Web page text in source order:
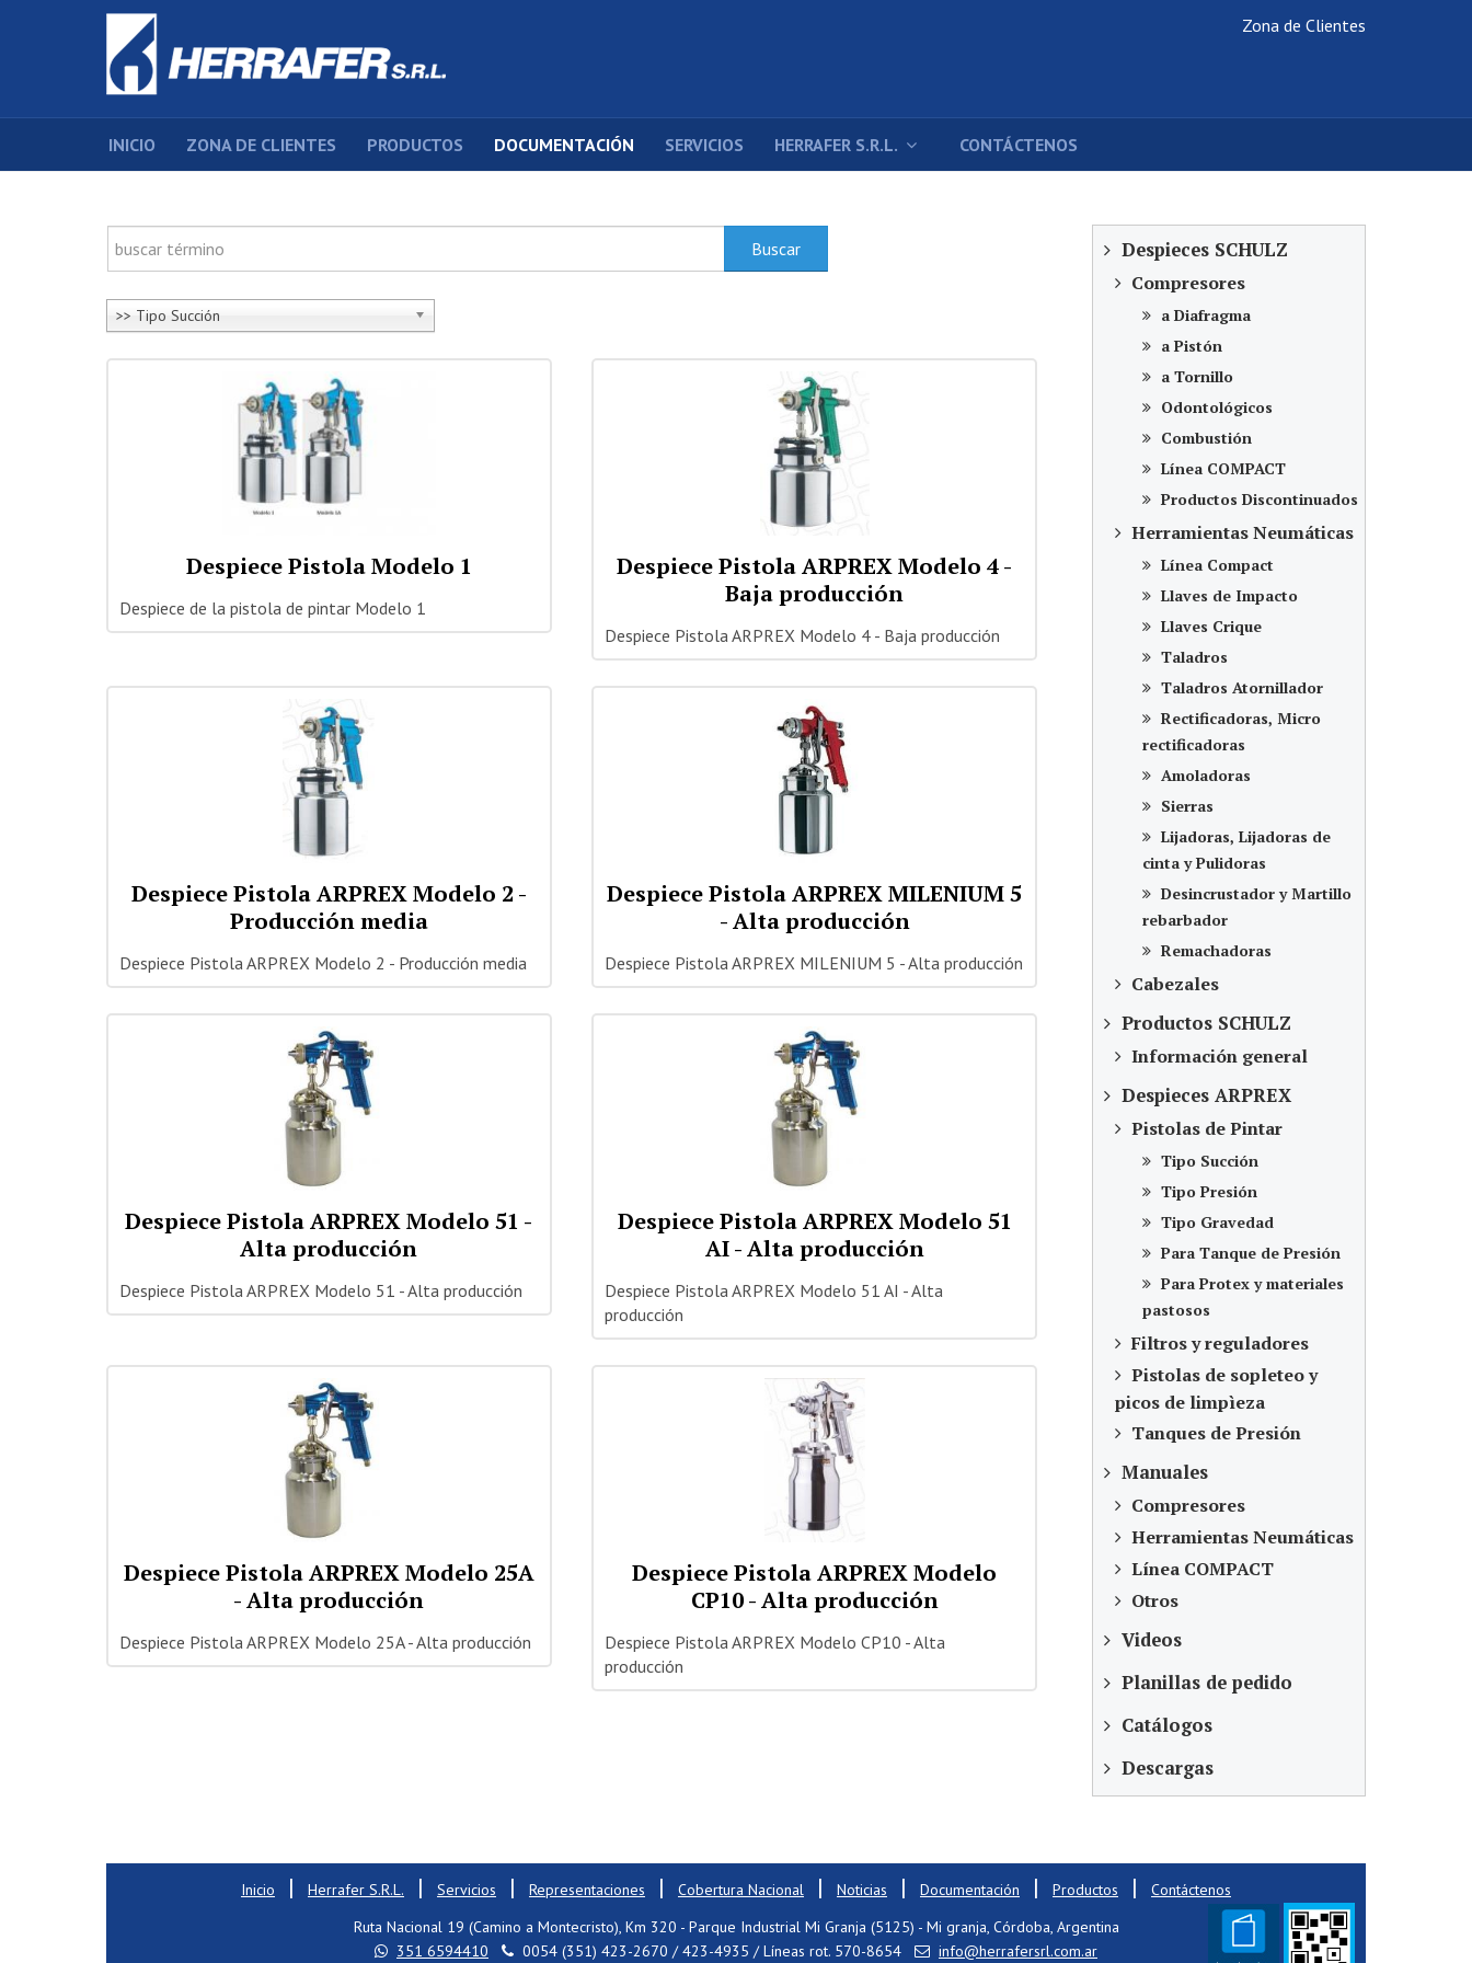
Zona de Clientes
INICIO ZONA DE CLIENTES PRODUCTOS DOCUMENTACIÓN SERVICIOS HERRAFER S.R.L. CONTÁCTENOS
Buscar
>> Tipo Succión
Despiece Pistola Modelo 1
Despiece de la pistola de pintar Modelo 1
Despiece Pistola ARPREX Modelo 4 -
Baja producción
Despiece Pistola ARPREX Modelo 4 - Baja producción
Despiece Pistola ARPREX Modelo 2 -
Producción media
Despiece Pistola ARPREX Modelo 2 - Producción media
Despiece Pistola ARPREX MILENIUM 5
- Alta producción
Despiece Pistola ARPREX MILENIUM 5 - Alta producción
Despiece Pistola ARPREX Modelo 51 -
Alta producción
Despiece Pistola ARPREX Modelo 51 - Alta producción
Despiece Pistola ARPREX Modelo 51
AI - Alta producción
Despiece Pistola ARPREX Modelo 51 AI - Alta
producción
Despiece Pistola ARPREX Modelo 25A
- Alta producción
Despiece Pistola ARPREX Modelo 25A - Alta producción
Despiece Pistola ARPREX Modelo
CP10 - Alta producción
Despiece Pistola ARPREX Modelo CP10 - Alta
producción
Despieces SCHULZ
Compresores
a Diafragma
a Pistón
a Tornillo
Odontológicos
Combustión
Línea COMPACT
Productos Discontinuados
Herramientas Neumáticas
Línea Compact
Llaves de Impacto
Llaves Crique
Taladros
Taladros Atornillador
Rectificadoras, Micro
rectificadoras
Amoladoras
Sierras
Lijadoras, Lijadoras de
cinta y Pulidoras
Desincrustador y Martillo
rebarbador
Remachadoras
Cabezales
Productos SCHULZ
Información general
Despieces ARPREX
Pistolas de Pintar
Tipo Succión
Tipo Presión
Tipo Gravedad
Para Tanque de Presión
Para Protex y materiales
pastosos
Filtros y reguladores
Pistolas de sopleteo y
picos de limpìeza
Tanques de Presión
Manuales
Compresores
Herramientas Neumáticas
Línea COMPACT
Otros
Videos
Planillas de pedido
Catálogos
Descargas
Inicio | Herrafer S.R.L. | Servicios | Representaciones | Cobertura Nacional | Noticias | Documentación | Productos |
Contáctenos
Ruta Nacional 19 (Camino a Montecristo), Km 320 - Parque Industrial Mi Granja (5125) - Mi granja, Córdoba, Argentina
351 6594410
0054 (351) 423-2670 / 423-4935 / Líneas rot. 570-8654 info@herrafersrl.com.ar